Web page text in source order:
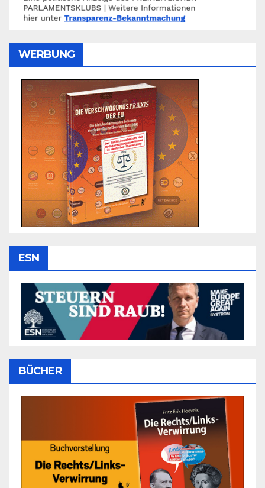
WERBUNG
ESN
BÜCHER